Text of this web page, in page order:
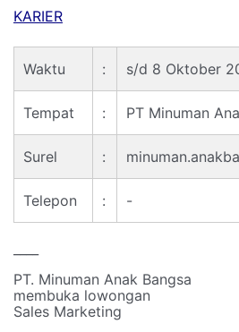
KARIER
Waktu : s/d 8 Oktober
Tempat : PT Minuman
Surel :
Telepon : -
PT. Minuman Anak Bangsa
membuka lowongan
Sales Marketing